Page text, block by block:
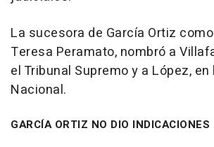
La sucesora de García Ortiz
Teresa Peramato, nombró a
el Tribunal Supremo y a López,
Nacional.
GARCÍA ORTIZ NO DIO INDICACIONES